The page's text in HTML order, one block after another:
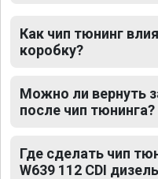
Как чип тюнинг
коробку?
Можно ли вернуть
после чип тюнинга?
Где сделать чип
W639 112 CDI